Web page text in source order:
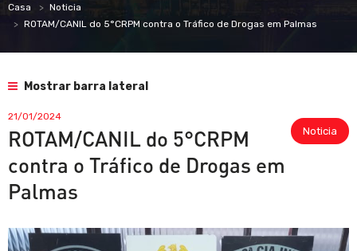
Casa
Noticia
ROTAM/CANIL do 5°CRPM contra o Tráfico de Drogas em Palmas
Mostrar barra lateral
Noticia
21/01/2024
ROTAM/CANIL do 5°CRPM
contra o Tráfico de Drogas em
Palmas